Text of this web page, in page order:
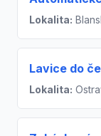
Lokalita:
Lavice do
Lokalita: